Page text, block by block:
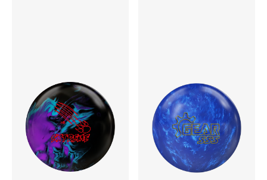
15P 2.470
16P 2.470
▲RG
12P 0.035
13P 0.045